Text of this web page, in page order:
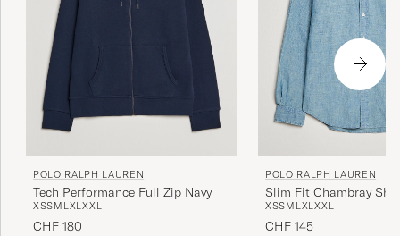
POLO RALPH LAUREN
Tech Performance Full Zip Navy
XSSM LXLXXL
CHF 180
POLO RALPH LAUREN
Slim Fit Chambray
XSSM LXLXXL
CHF 145